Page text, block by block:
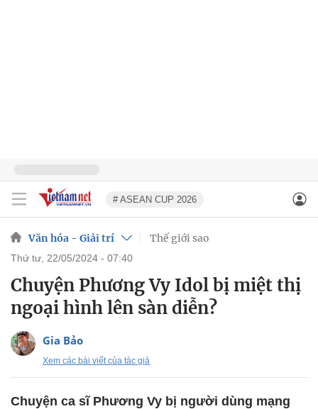
# ASEAN CUP 2026
Văn hóa - Giải trí Thế giới sao
thứ tư, 22/05/2024 - 07:40
Chuyện Phương Vy Idol bị miệt thị
ngoại hình lên sàn diễn?
Gia Bảo
Xem các bài viết của tác giả
Chuyện ca sĩ Phương Vy bị người dùng mạng